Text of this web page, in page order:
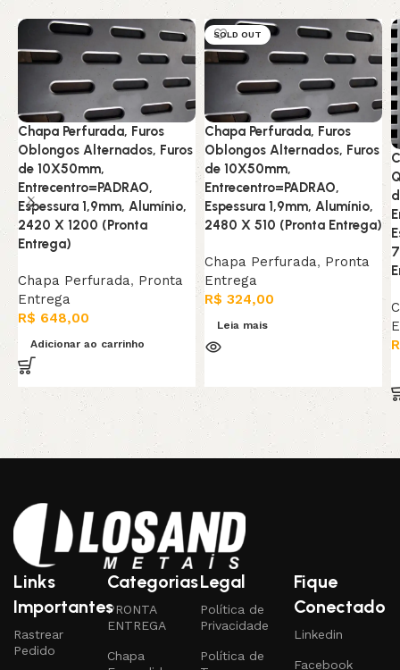
Chapa Perfurada, Furos
Oblongos Alternados, Furos
de 10X50mm,
Entrecentro=PADRAO,
Espessura 1,9mm, Alumínio,
2420 X 1200 (Pronta
Entrega)
Chapa Perfurada, Pronta
Entrega
R$ 648,00
Adicionar ao carrinho
SOLD OUT
Chapa Perfurada, Furos
Oblongos Alternados, Furos
de 10X50mm,
Entrecentro=PADRAO,
Espessura 1,9mm, Alumínio,
2480 X 510 (Pronta Entrega)
Chapa Perfurada, Pronta
Entrega
R$ 324,00
Leia mais
Links
Importantes
Rastrear
Pedido
Categorias
PRONTA
ENTREGA
Chapa
Legal
Política de
Privacidade
Política de
Fique
Conectado
Linkedin
Facebook